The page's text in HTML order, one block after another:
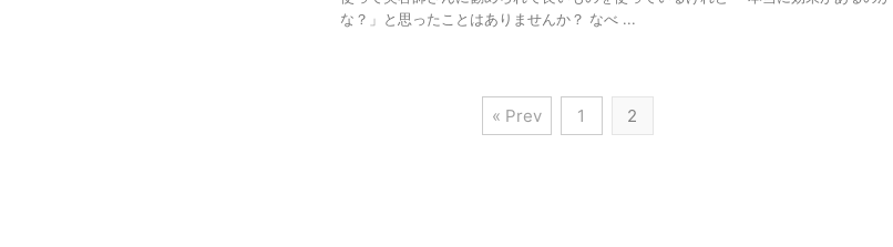
な？」と思ったことはありませんか？ なべ ...
« Prev 1 2